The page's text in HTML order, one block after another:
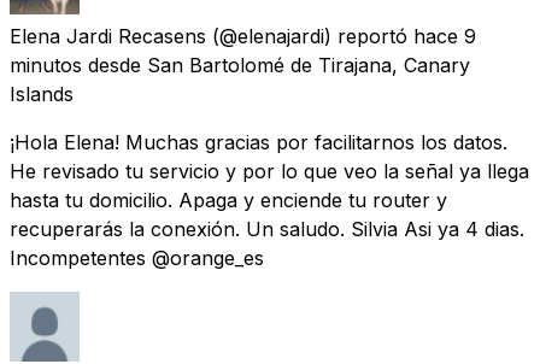
Elena Jardi Recasens (@elenajardi) reportó hace 9
minutos desde San Bartolomé de Tirajana, Canary
Islands
¡Hola Elena! Muchas gracias por facilitarnos los datos.
He revisado tu servicio y por lo que veo la señal ya llega
hasta tu domicilio. Apaga y enciende tu router y
recuperarás la conexión. Un saludo. Silvia Asi ya 4 dias.
Incompetentes @orange_es